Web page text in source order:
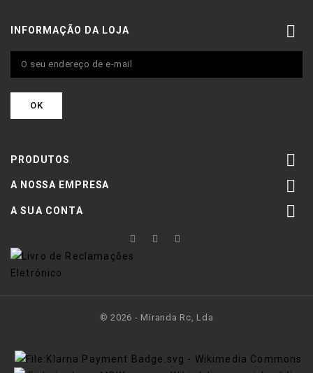
INFORMAÇÃO DA LOJA 
PRODUTOS 
A NOSSA EMPRESA 
A SUA CONTA 
© 2026 - Miranda Rc, Lda